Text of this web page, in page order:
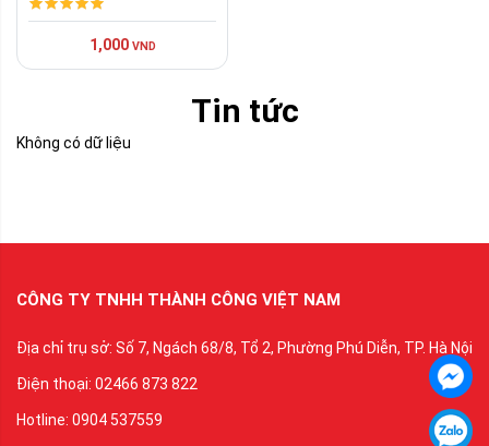
1,000 VND
Tin tức
Không có dữ liệu
CÔNG TY TNHH THÀNH CÔNG VIỆT NAM
Địa chỉ trụ sở: Số 7, Ngách 68/8, Tổ 2, Phường Phú Diễn, TP. Hà Nội
Điện thoại: 02466 873 822
Hotline: 0904 537559